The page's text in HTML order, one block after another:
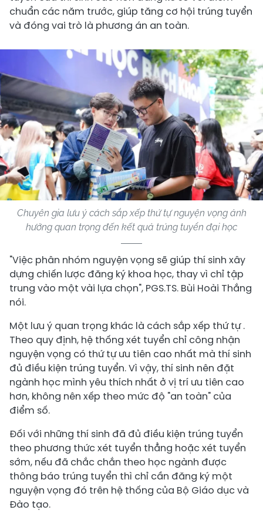
chuẩn các năm trước, giúp tăng cơ hội trúng tuyển
và đóng vai trò là phương án an toàn.
Chuyên gia lưu ý cách sắp xếp thứ tự nguyện vọng ảnh
hưởng quan trọng đến kết quả trúng tuyển đại học
"Việc phân nhóm nguyện vọng sẽ giúp thí sinh xây
dựng chiến lược đăng ký khoa học, thay vì chỉ tập
trung vào một vài lựa chọn", PGS.TS. Bùi Hoài Thắng
nói.
Một lưu ý quan trọng khác là cách sắp xếp thứ tự .
Theo quy định, hệ thống xét tuyển chỉ công nhận
nguyện vọng có thứ tự ưu tiên cao nhất mà thí sinh
đủ điều kiện trúng tuyển. Vì vậy, thí sinh nên đặt
ngành học mình yêu thích nhất ở vị trí ưu tiên cao
hơn, không nên xếp theo mức độ "an toàn" của
điểm số.
Đối với những thí sinh đã đủ điều kiện trúng tuyển
theo phương thức xét tuyển thẳng hoặc xét tuyển
sớm, nếu đã chắc chắn theo học ngành được
thông báo trúng tuyển thì chỉ cần đăng ký một
nguyện vọng đó trên hệ thống của Bộ Giáo dục và
Đào tạo.